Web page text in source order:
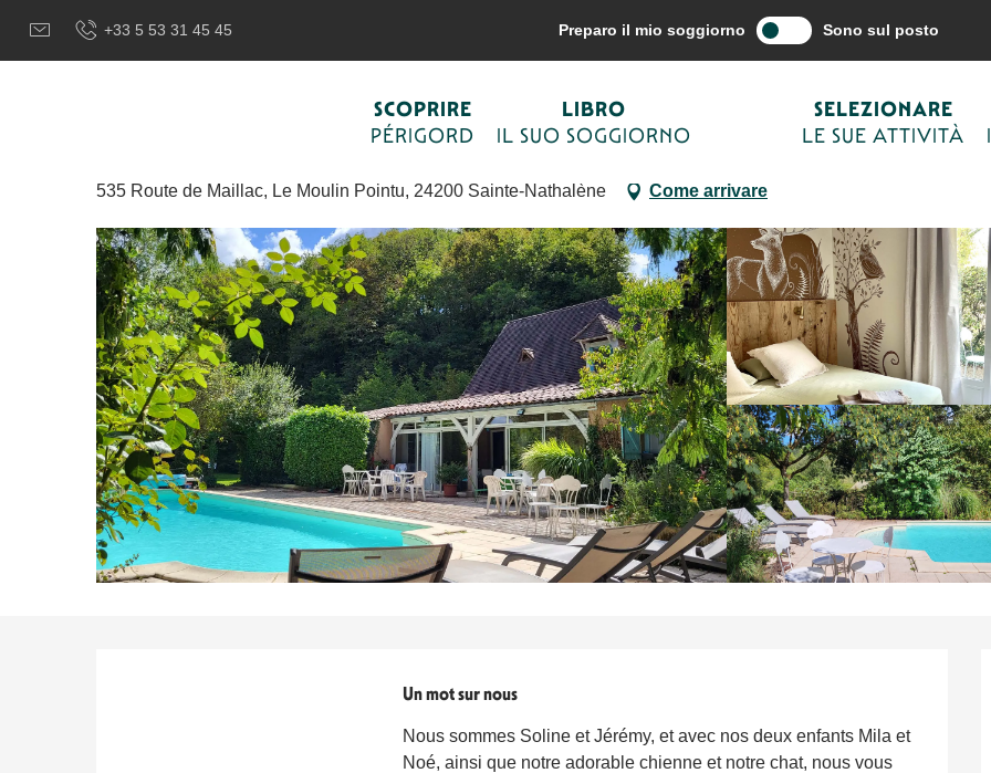
contenu
+33 5 53 31 45 45 Preparo il mio soggiorno Sono sul posto
SCOPRIRE
PÉRIGORD
LIBRO
IL SUO SOGGIORNO
SELEZIONARE
LE SUE ATTIVITÀ
Benvenuti a Sarlat, capitale del Périgord Noir – IT Pianificazione del viaggio Alloggio Affitti vacanze – Gîtes Maison
535 Route de Maillac, Le Moulin Pointu, 24200 Sainte-Nathalène Come arrivare
Un mot sur nous
Nous sommes Soline et Jérémy, et avec nos deux enfants Mila et
Noé, ainsi que notre adorable chienne et notre chat, nous vous